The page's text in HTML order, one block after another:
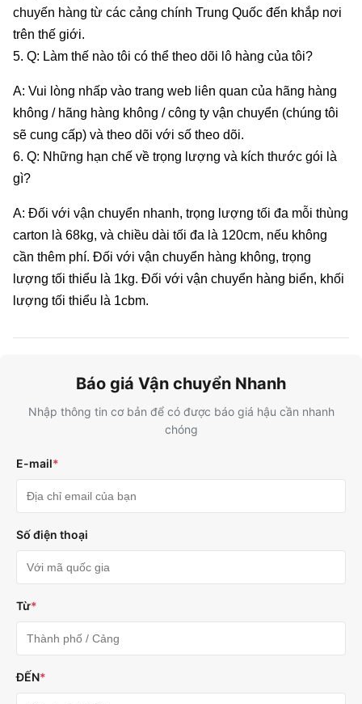
chuyến hàng từ các cảng chính Trung Quốc đến khắp nơi
trên thế giới.
5. Q: Làm thế nào tôi có thể theo dõi lô hàng của tôi?
A: Vui lòng nhấp vào trang web liên quan của hãng hàng
không / hãng hàng không / công ty vận chuyển (chúng tôi
sẽ cung cấp) và theo dõi với số theo dõi.
6. Q: Những hạn chế về trọng lượng và kích thước gói là
gì?
A: Đối với vận chuyển nhanh, trọng lượng tối đa mỗi thùng
carton là 68kg, và chiều dài tối đa là 120cm, nếu không
cần thêm phí. Đối với vận chuyển hàng không, trọng
lượng tối thiểu là 1kg. Đối với vận chuyển hàng biển, khối
lượng tối thiểu là 1cbm.
Báo giá Vận chuyển Nhanh
Nhập thông tin cơ bản để có được báo giá hậu cần nhanh
chóng
E-mail*
Số điện thoại
Từ*
ĐẾN*